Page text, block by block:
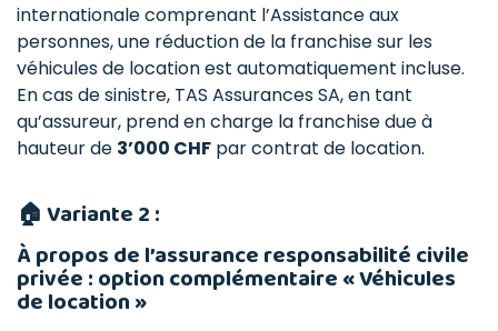
internationale comprenant l’Assistance aux
personnes, une réduction de la franchise sur les
véhicules de location est automatiquement incluse.
En cas de sinistre, TAS Assurances SA, en tant
qu’assureur, prend en charge la franchise due à
hauteur de 3’000 CHF par contrat de location.
🏠Variante 2 :
À propos de l’assurance responsabilité civile
privée : option complémentaire « Véhicules
de location »